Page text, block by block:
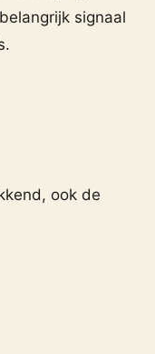
signaal
ook de